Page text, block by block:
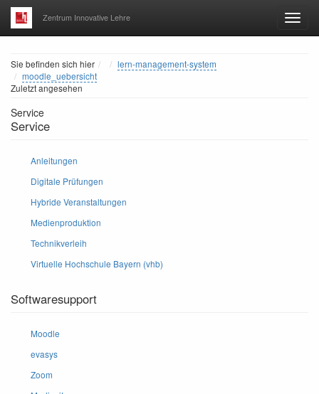
Zentrum Innovative Lehre
Sie befinden sich hier Home
lern-management-system
moodle_uebersicht
Zuletzt angesehen
Service
Service
Anleitungen
Digitale Prüfungen
Hybride Veranstaltungen
Medienproduktion
Technikverleih
Virtuelle Hochschule Bayern (vhb)
Softwaresupport
Moodle
evasys
Zoom